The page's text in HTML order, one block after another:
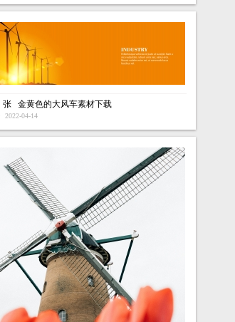
张 金黄色的大风车素材下载
2022-04-14